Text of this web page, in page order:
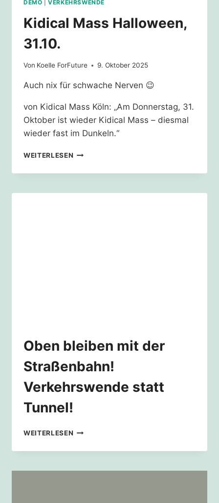
DEMO |VERKEHRSWENDE
Kidical Mass Halloween,
31.10.
Von Koelle ForFuture 9. Oktober 2025
Auch nix für schwache Nerven 😉
von Kidical Mass Köln: „Am Donnerstag, 31.
Oktober ist wieder Kidical Mass – diesmal
wieder fast im Dunkeln.“
WEITERLESEN KIDICAL
HALLOWEEN,
Oben bleiben mit der
Straßenbahn!
Verkehrswende statt
Tunnel!
WEITERLESEN OBEN
MIT
STRASSENBAHN! V